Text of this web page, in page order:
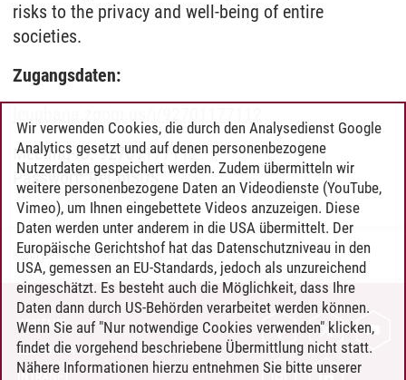
risks to the privacy and well-being of entire
societies.
Zugangsdaten:
Meeting-ID: 92701177112
Passwort: ReCoISDS
Karin Dening-Bratfisch/07.04.2022
KONTAKT
LEUPHANA ALS ARBEITGEBER
INTRANET
Wir verwenden Cookies, die durch den Analysedienst Google
Analytics gesetzt und auf denen personenbezogene
Nutzerdaten gespeichert werden. Zudem übermitteln wir
weitere personenbezogene Daten an Videodienste (YouTube,
Vimeo), um Ihnen eingebettete Videos anzuzeigen. Diese
Daten werden unter anderem in die USA übermittelt. Der
Europäische Gerichtshof hat das Datenschutzniveau in den
USA, gemessen an EU-Standards, jedoch als unzureichend
eingeschätzt. Es besteht auch die Möglichkeit, dass Ihre
Daten dann durch US-Behörden verarbeitet werden können.
Wenn Sie auf "Nur notwendige Cookies verwenden" klicken,
findet die vorgehend beschriebene Übermittlung nicht statt.
Nähere Informationen hierzu entnehmen Sie bitte unserer